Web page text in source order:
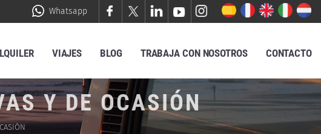
Whatsapp
VIAJES BLOG TRABAJA CON NOSOTROS CONTACTO
Y DE OCASIÓN